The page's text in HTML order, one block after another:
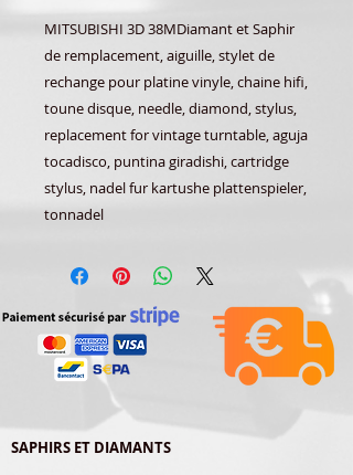
MITSUBISHI 3D 38MDiamant et Saphir
de remplacement, aiguille, stylet de
rechange pour platine vinyle, chaine hifi,
toune disque, needle, diamond, stylus,
replacement for vintage turntable, aguja
tocadisco, puntina giradishi, cartridge
stylus, nadel fur kartushe plattenspieler,
tonnadel
SAPHIRS ET DIAMANTS